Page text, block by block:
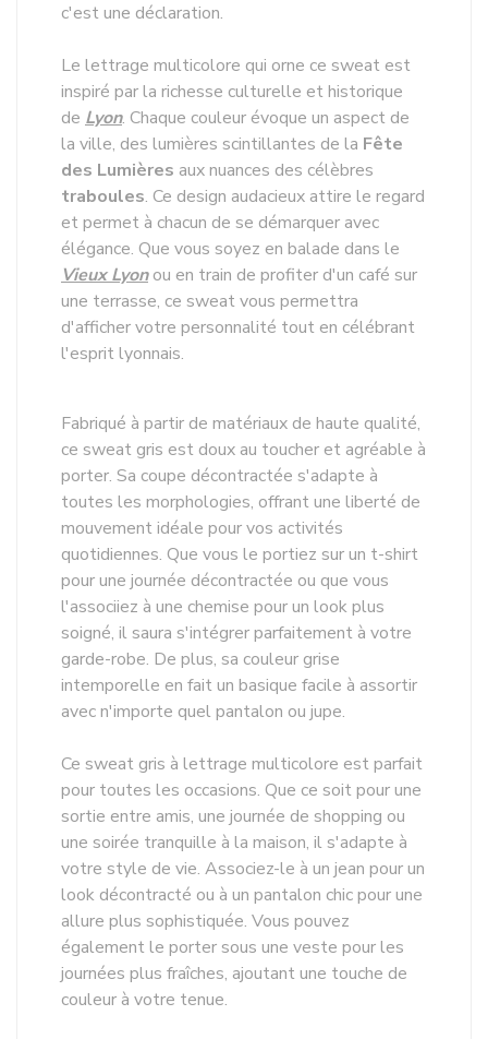
c'est une déclaration.
Le lettrage multicolore qui orne ce sweat est
inspiré par la richesse culturelle et historique
de Lyon. Chaque couleur évoque un aspect de
la ville, des lumières scintillantes de la Fête
des Lumières aux nuances des célèbres
traboules. Ce design audacieux attire le regard
et permet à chacun de se démarquer avec
élégance. Que vous soyez en balade dans le
Vieux Lyonou en train de profiter d'un café sur
une terrasse, ce sweat vous permettra
d'afficher votre personnalité tout en célébrant
l'esprit lyonnais.
Fabriqué à partir de matériaux de haute qualité,
ce sweat gris est doux au toucher et agréable à
porter. Sa coupe décontractée s'adapte à
toutes les morphologies, offrant une liberté de
mouvement idéale pour vos activités
quotidiennes. Que vous le portiez sur un t-shirt
pour une journée décontractée ou que vous
l'associiez à une chemise pour un look plus
soigné, il saura s'intégrer parfaitement à votre
garde-robe. De plus, sa couleur grise
intemporelle en fait un basique facile à assortir
avec n'importe quel pantalon ou jupe.
Ce sweat gris à lettrage multicolore est parfait
pour toutes les occasions. Que ce soit pour une
sortie entre amis, une journée de shopping ou
une soirée tranquille à la maison, il s'adapte à
votre style de vie. Associez-le à un jean pour un
look décontracté ou à un pantalon chic pour une
allure plus sophistiquée. Vous pouvez
également le porter sous une veste pour les
journées plus fraîches, ajoutant une touche de
couleur à votre tenue.